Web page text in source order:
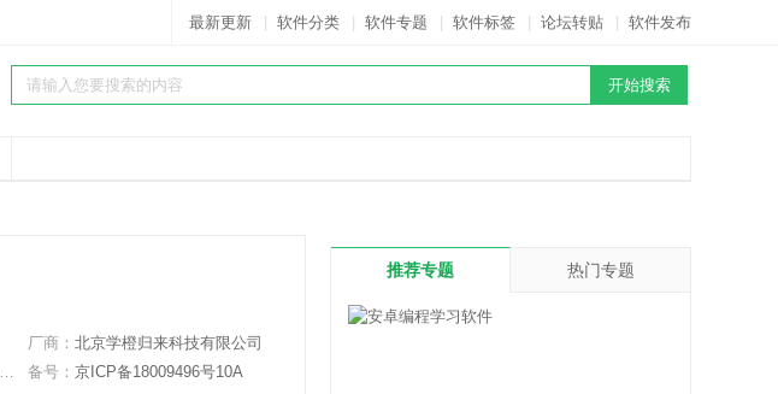
最新更新 软件分类 软件专题 软件标签 论坛转贴 软件发布
厂商： 北京学橙归来科技有限公司
备号： 京ICP备18009496号10A
推荐专题 热门专题